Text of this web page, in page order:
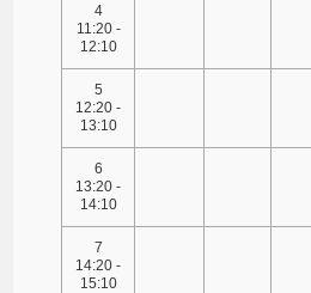
4
11:20 -
12:10
5
12:20 -
13:10
6
13:20 -
14:10
7
14:20 -
15:10